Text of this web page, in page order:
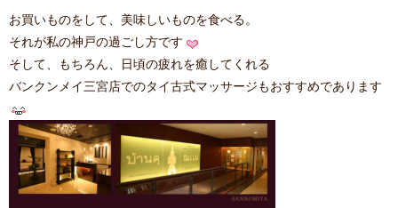
お買いものをして、美味しいものを食べる。
それが私の神戸の過ごし方です
そして、もちろん、日頃の疲れを癒してくれる
バンクンメイ三宮店でのタイ古式マッサージもおすすめであります